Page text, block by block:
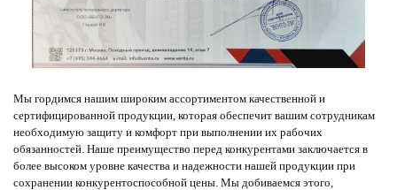
Мы гордимся нашим широким ассортиментом качественной и
сертифицированной продукции, которая обеспечит вашим сотрудникам
необходимую защиту и комфорт при выполнении их рабочих
обязанностей. Наше преимущество перед конкурентами заключается в
более высоком уровне качества и надежности нашей продукции при
сохранении конкурентоспособной цены. Мы добиваемся этого,